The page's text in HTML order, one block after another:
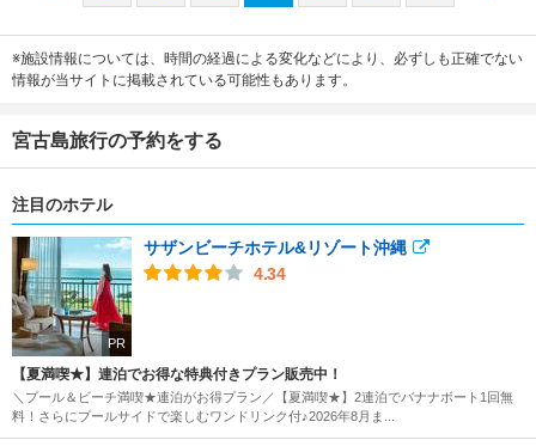
※施設情報については、時間の経過による変化などにより、必ずしも正確でない
情報が当サイトに掲載されている可能性もあります。
宮古島旅行の予約をする
注目のホテル
PR
サザンビーチホテル&リゾート沖縄
4.34
【夏満喫★】連泊でお得な特典付きプラン販売中！
＼プール＆ビーチ満喫★連泊がお得プラン／【夏満喫★】2連泊でバナナボート1回無
料！さらにプールサイドで楽しむワンドリンク付♪2026年8月ま...